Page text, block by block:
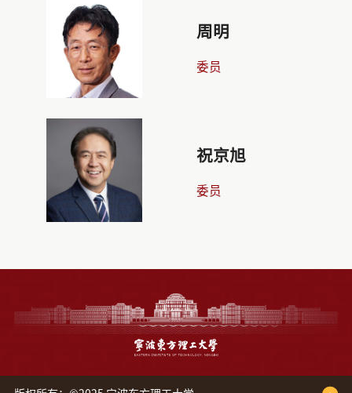
周明
委员
祝京旭
委员